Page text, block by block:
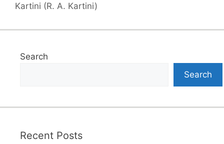
Kartini (R. A. Kartini)
Search
Search
Recent Posts